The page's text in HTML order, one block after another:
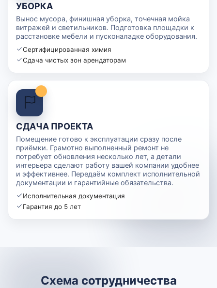
УБОРКА
Вынос мусора, финишная уборка, точечная мойка
витражей и светильников. Подготовка площадки к
расстановке мебели и пусконаладке оборудования.
Сертифицированная химия
Сдача чистых зон арендаторам
СДАЧА ПРОЕКТА
Помещение готово к эксплуатации сразу после
приёмки. Грамотно выполненный ремонт не
потребует обновления несколько лет, а детали
интерьера сделают работу вашей компании удобнее
и эффективнее. Передаём комплект исполнительной
документации и гарантийные обязательства.
Исполнительная документация
Гарантия до 5 лет
Схема сотрудничества